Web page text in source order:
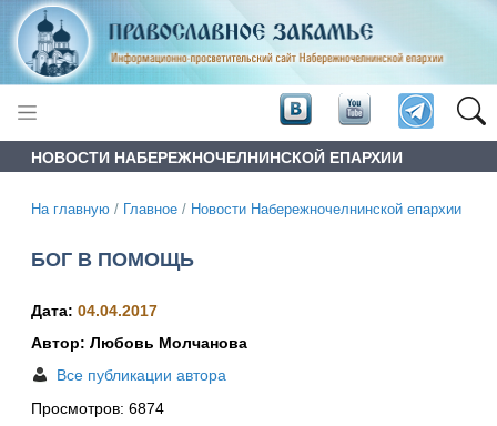
НОВОСТИ НАБЕРЕЖНОЧЕЛНИНСКОЙ ЕПАРХИИ
На главную / Главное / Новости Набережночелнинской епархии
БОГ В ПОМОЩЬ
Дата: 04.04.2017
Автор: Любовь Молчанова
Все публикации автора
Просмотров: 6874